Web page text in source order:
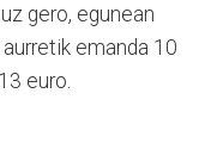
gero, egunean
emanda 10
euro.